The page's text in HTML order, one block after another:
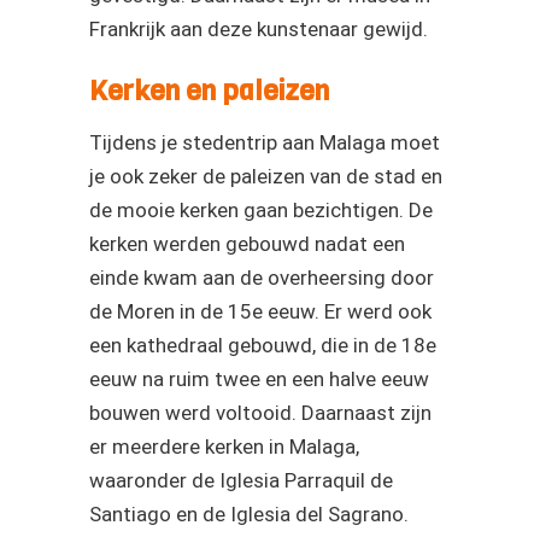
Frankrijk aan deze kunstenaar gewijd.
Kerken en paleizen
Tijdens je stedentrip aan Malaga moet
je ook zeker de paleizen van de stad en
de mooie kerken gaan bezichtigen. De
kerken werden gebouwd nadat een
einde kwam aan de overheersing door
de Moren in de 15e eeuw. Er werd ook
een kathedraal gebouwd, die in de 18e
eeuw na ruim twee en een halve eeuw
bouwen werd voltooid. Daarnaast zijn
er meerdere kerken in Malaga,
waaronder de Iglesia Parraquil de
Santiago en de Iglesia del Sagrano.